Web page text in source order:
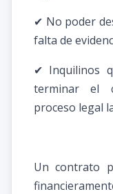
✔ No poder
falta de
✔ Inquilinos
terminar el
proceso legal
Un contrato